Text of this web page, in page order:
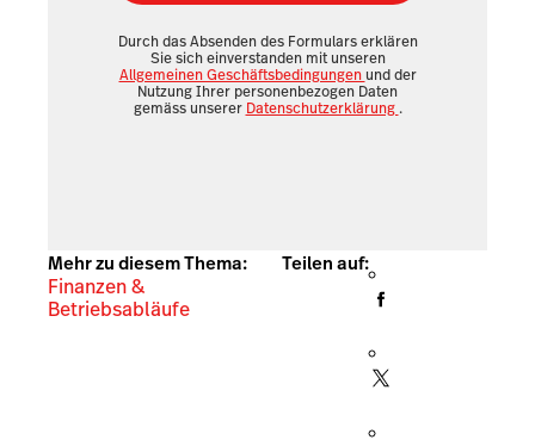
Durch das Absenden des Formulars erklären
Sie sich einverstanden mit unseren
Allgemeinen Geschäftsbedingungen und der
Nutzung Ihrer personenbezogen Daten
gemäss unserer Datenschutzerklärung .
Mehr zu diesem Thema:
Finanzen &
Betriebsabläufe
Teilen auf: